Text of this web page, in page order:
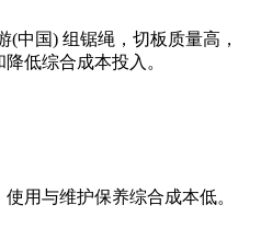
中国) 组锯绳，切板质量高，
低综合成本投入。
用与维护保养综合成本低。